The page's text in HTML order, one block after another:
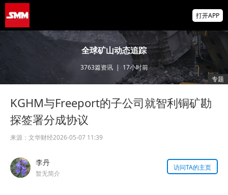
2026 SMM锌业大会圆满落幕！大咖云集 共
寻锌行业破局发展新机遇
美国拟投30亿美元扶持关键矿产
打开APP
全球矿山动态追踪
3763篇资讯| 17小时前
专题
KGHM与Freeport的子公司就智利铜矿勘
探签署分成协议
来源： 文华财经2026-05-07 11:39
李丹
暂无简介
访问TA的主页